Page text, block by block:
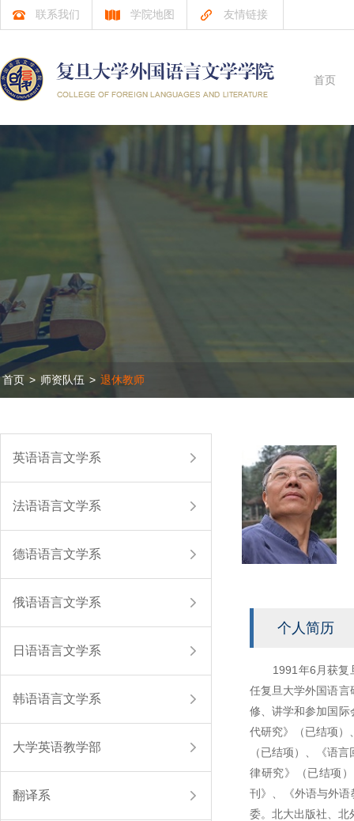
联系我们 学院地图 友情链接
首页
首页 > 师资队伍 > 退休教师
英语语言文学系
法语语言文学系
德语语言文学系
俄语语言文学系
日语语言文学系
韩语语言文学系
大学英语教学部
翻译系
个人简历
1991年6月获复旦
任复旦大学外国语言
修、讲学和参加国
代研究》（已结项）
（已结项）、《语
律研究》（已结项
刊》、《外语与外
委。北大出版社、